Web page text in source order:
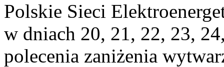
Polskie Sieci
w dniach 20, 21, 22, 23,
polecenia zaniżenia